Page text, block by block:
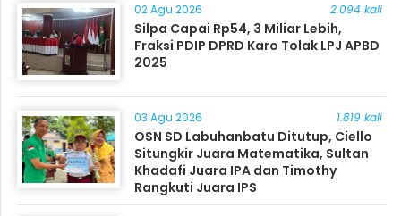
02 Agu 2026 2.094 kali
Silpa Capai Rp54, 3 Miliar Lebih,
Fraksi PDIP DPRD Karo Tolak LPJ APBD
2025
03 Agu 2026 1.819 kali
OSN SD Labuhanbatu Ditutup, Ciello
Situngkir Juara Matematika, Sultan
Khadafi Juara IPA dan Timothy
Rangkuti Juara IPS